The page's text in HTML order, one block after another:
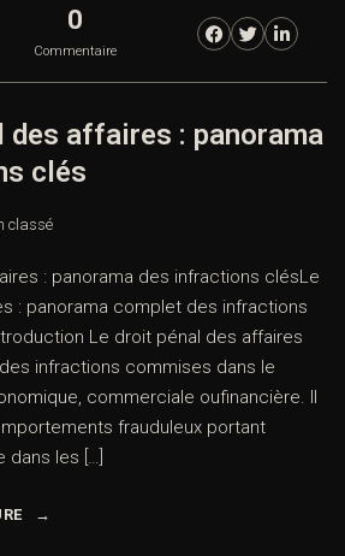
0
Commentaire
des affaires : panorama
clés
classé
: panorama des infractions clésLe
: panorama complet des infractions
Le droit pénal des affaires
infractions commises dans le
commerciale oufinancière. Il
frauduleux portant
dans les […]